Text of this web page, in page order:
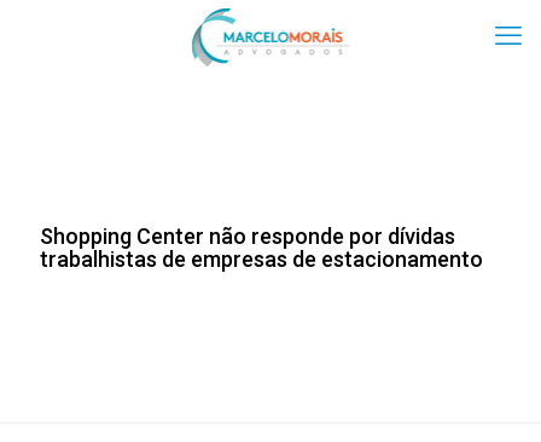
Shopping Center não responde por dívidas
trabalhistas de empresas de estacionamento